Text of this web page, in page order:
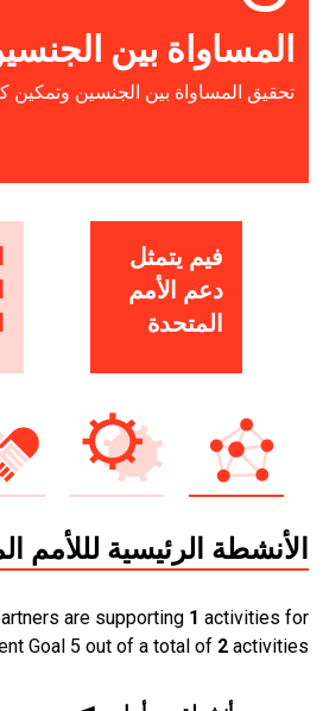
المساواة بين
تحقيق المساواة بين الجنسين وتمكين
فيم يتمثل
دعم الأمم
المتحدة
الأنشطة الرئيسية لللأمم
are supporting 1 activities for
Goal 5 out of a total of 2 activities.